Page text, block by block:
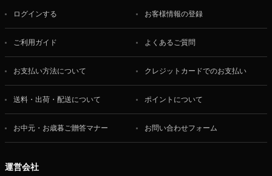
ログインする お客様情報の登録
ご利用ガイド よくあるご質問
お支払い方法について クレジットカードでのお支払い
送料・出荷・配送について ポイントについて
お中元・お歳暮ご贈答マナー お問い合わせフォーム
運営会社